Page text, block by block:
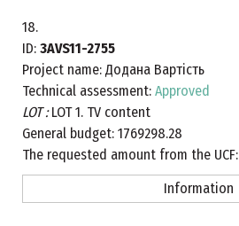
18.
ID: 3AVS11-2755
Project name: Додана Вартість
Technical assessment: Approved
LOT :LOT 1. TV content
General budget: 1769298.28
The requested amount from the UCF:
Information